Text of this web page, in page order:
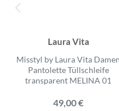
Laura Vita
Misstyl by Laura Vita Damen
Pantolette Tüllschleife
transparent MELINA 01
49,00 €